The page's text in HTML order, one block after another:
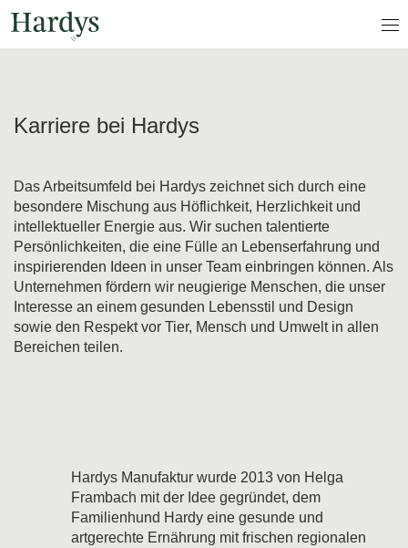
Karriere bei Hardys
Das Arbeitsumfeld bei Hardys zeichnet sich durch eine
besondere Mischung aus Höflichkeit, Herzlichkeit und
intellektueller Energie aus. Wir suchen talentierte
Persönlichkeiten, die eine Fülle an Lebenserfahrung und
inspirierenden Ideen in unser Team einbringen können. Als
Unternehmen fördern wir neugierige Menschen, die unser
Interesse an einem gesunden Lebensstil und Design
sowie den Respekt vor Tier, Mensch und Umwelt in allen
Bereichen teilen.
Hardys Manufaktur wurde 2013 von Helga
Frambach mit der Idee gegründet, dem
Familienhund Hardy eine gesunde und
artgerechte Ernährung mit frischen regionalen